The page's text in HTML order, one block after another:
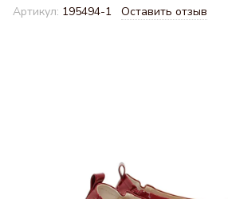
Артикул: 195494-1 Оставить отзыв